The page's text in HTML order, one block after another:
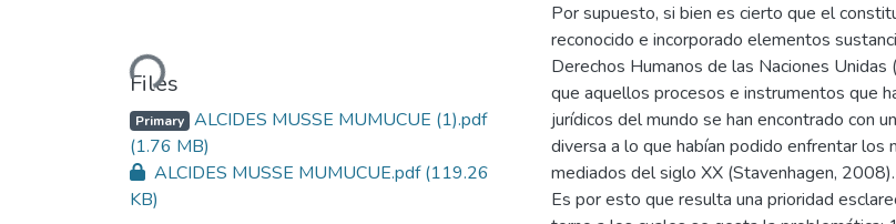
Loading...
Files
Primary ALCIDES MUSSE MUMUCUE (1).pdf
(1.76 MB)
ALCIDES MUSSE MUMUCUE.pdf(119.26
KB)
Por supuesto, si bien es cierto que el
reconocido e incorporado elementos
Derechos Humanos de las Naciones
que aquellos procesos e instrumentos que
jurídicos del mundo se han encontrado con
diversa a lo que habían podido enfrentar los
mediados del siglo XX (Stavenhagen, 2008).
Es por esto que resulta una prioridad